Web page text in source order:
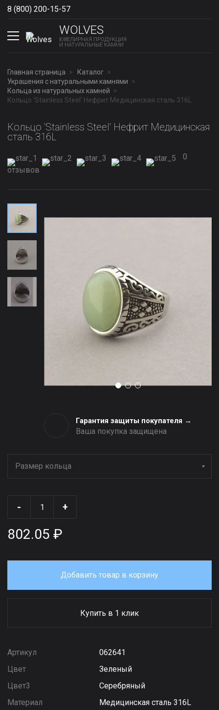
8 (800) 200-15-57
WOLVES
ЮВЕЛИРНАЯ ПРОДУКЦИЯ
И НАТУРАЛЬНЫЕ КАМНИ
Главная страница
Каталог
Украшения с натуральными камнями
Кольца из натуральных камней
Кольцо 'Stainless Steel' Нефрит Медицинская сталь 316L
Кольцо 'Stainless Steel' Нефрит Медицинская
сталь 316L
0
отзывов
Гарантия защиты покупателя →
Ваша покупка защищена
Размер кольца
- +
802.05 ₽
Добавить товар в корзину
Купить в 1 клик
Артикул
062641
Цвет
Зеленый
Цвет3
Серебряный
Материал
Медицинская сталь 316L